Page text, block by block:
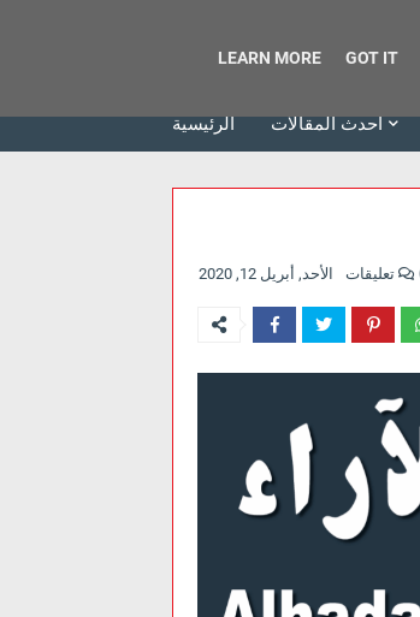
وكالة الحدث للآراء
الرئيسية أحدث المقالات
الأحد, أبريل 12, 2020
LEARN MORE GOT IT